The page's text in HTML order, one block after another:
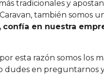
tradicionales y
también somos
confía en nuestra
esta razón somos los
dudes en preguntarnos